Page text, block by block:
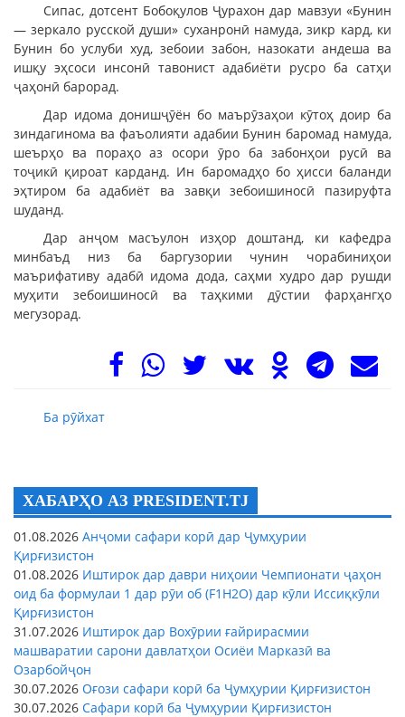
Сипас, дотсент Бобоқулов Ҷурахон дар мавзуи «Бунин
— зеркало русской души» суханронӣ намуда, зикр кард, ки
Бунин бо услуби худ, зебоии забон, назокати андеша ва
ишқу эҳсоси инсонӣ тавонист адабиёти русро ба сатҳи
ҷаҳонӣ барорад.
Дар идома донишҷӯён бо маърӯзаҳои кӯтоҳ доир ба
зиндагинома ва фаъолияти адабии Бунин баромад намуда,
шеърҳо ва пораҳо аз осори ӯро ба забонҳои русӣ ва
тоҷикӣ қироат карданд. Ин баромадҳо бо ҳисси баланди
эҳтиром ба адабиёт ва завқи зебоишиносӣ пазируфта
шуданд.
Дар анҷом масъулон изҳор доштанд, ки кафедра
минбаъд низ ба баргузории чунин чорабиниҳои
маърифативу адабӣ идома дода, саҳми худро дар рушди
муҳити зебоишиносӣ ва таҳкими дӯстии фарҳангҳо
мегузорад.
Ба рӯйхат
ХАБАРҲО АЗ PRESIDENT.TJ
01.08.2026 Анҷоми сафари корӣ дар Ҷумҳурии
Қирғизистон
01.08.2026 Иштирок дар даври ниҳоии Чемпионати ҷаҳон
оид ба формулаи 1 дар рӯи об (F1H2O) дар кӯли Иссиқкӯли
Қирғизистон
31.07.2026 Иштирок дар Вохӯрии ғайрирасмии
машваратии сарони давлатҳои Осиёи Марказӣ ва
Озарбойҷон
30.07.2026 Оғози сафари корӣ ба Ҷумҳурии Қирғизистон
30.07.2026 Сафари корӣ ба Ҷумҳурии Қирғизистон